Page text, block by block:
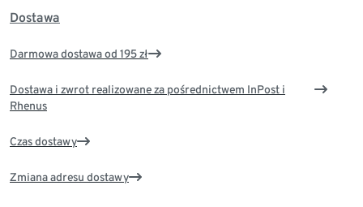
Dostawa
Darmowa dostawa od 195 zł
Dostawa i zwrot realizowane za pośrednictwem InPost i
Rhenus
Czas dostawy
Zmiana adresu dostawy